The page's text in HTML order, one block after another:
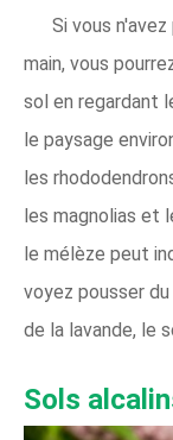
Si vous
main, vous
sol en regardant
le paysage
les
les magnolias et
le mélèze peut
voyez pousser
de la lavande, le
Sols